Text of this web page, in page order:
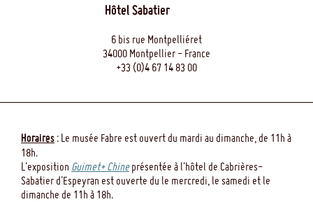
Hôtel Sabatier
6 bis rue Montpelliéret
34000 Montpellier - France
+33 (0)4 67 14 83 00
Horaires : Le musée Fabre est ouvert du mardi au dimanche, de 11h à
18h.
L'exposition Guimet+ Chineprésentée à l'hôtel de Cabrières-
Sabatier d'Espeyran est ouverte du le mercredi, le samedi et le
dimanche de 11h à 18h.